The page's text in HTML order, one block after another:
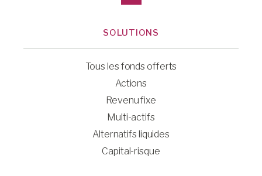
SOLUTIONS
Tous les fonds offerts
Actions
Revenu fixe
Multi-actifs
Alternatifs liquides
Capital-risque